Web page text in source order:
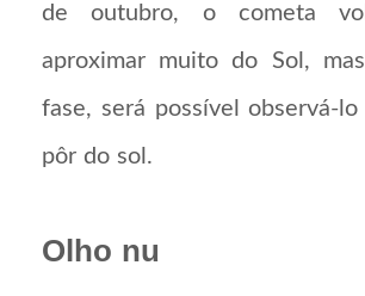
de outubro, o cometa
aproximar muito do Sol,
fase, será possível observá-
pôr do sol.
Olho nu